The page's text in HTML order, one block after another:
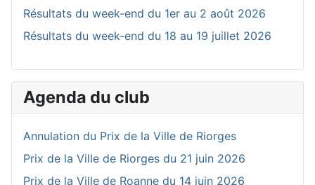
Résultats du week-end du 1er au 2 août 2026
Résultats du week-end du 18 au 19 juillet 2026
Agenda du club
Annulation du Prix de la Ville de Riorges
Prix de la Ville de Riorges du 21 juin 2026
Prix de la Ville de Roanne du 14 juin 2026